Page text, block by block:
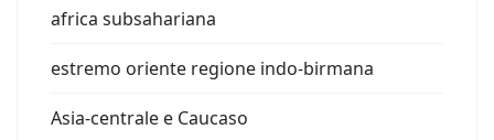
africa subsahariana
estremo oriente regione indo-birmana
Asia-centrale e Caucaso